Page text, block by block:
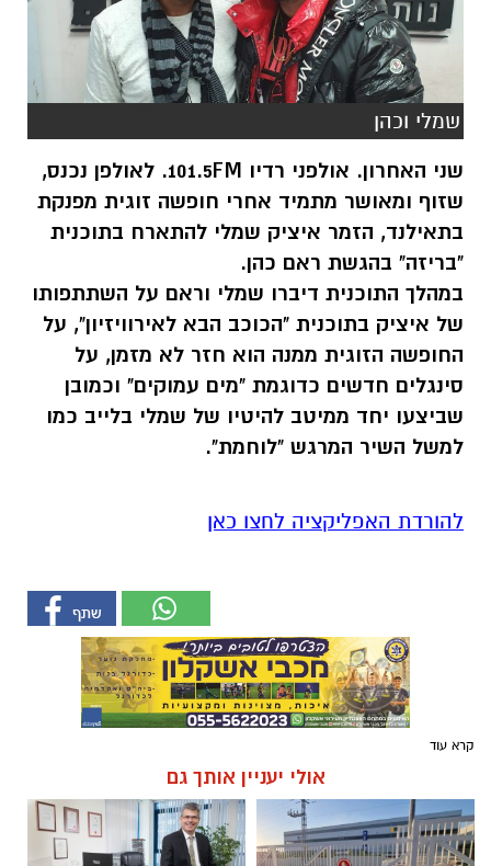
שמלי וכהן
שני האחרון. אולפני רדיו 101.5FM. לאולפן נכנס,
שזוף ומאושר מתמיד אחרי חופשה זוגית מפנקת
בתאילנד, הזמר איציק שמלי להתארח בתוכנית
"בריזה" בהגשת ראם כהן.
במהלך התוכנית דיברו שמלי וראם על השתתפותו
של איציק בתוכנית "הכוכב הבא לאירוויזיון", על
החופשה הזוגית ממנה הוא חזר לא מזמן, על
סינגלים חדשים כדוגמת "מים עמוקים" וכמובן
שביצעו יחד ממיטב להיטיו של שמלי בלייב כמו
למשל השיר המרגש "לוחמת".
להורדת האפליקציה לחצו כאן
קרא עוד
אולי יעניין אותך גם